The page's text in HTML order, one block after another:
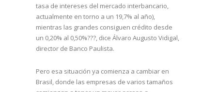
tasa de intereses del mercado interbancario,
actualmente en torno a un 19,7% al año),
mientras las grandes consiguen crédito desde
un 0,20% al 0,50%???, dice Álvaro Augusto Vidigal,
director de Banco Paulista.
Pero esa situación ya comienza a cambiar en
Brasil, donde las empresas de varios tamaños